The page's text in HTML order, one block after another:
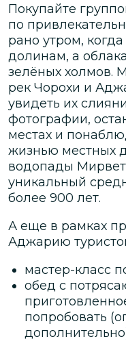
Покупайте
по
рано утром,
долинам, а
зелёных холмов.
рек Чорохи и
увидеть их
фотографии,
местах и
жизнью местных
водопады
уникальный
более 900 лет.
А еще в рамках
Аджарию
мастер-класс
обед с
попробовать